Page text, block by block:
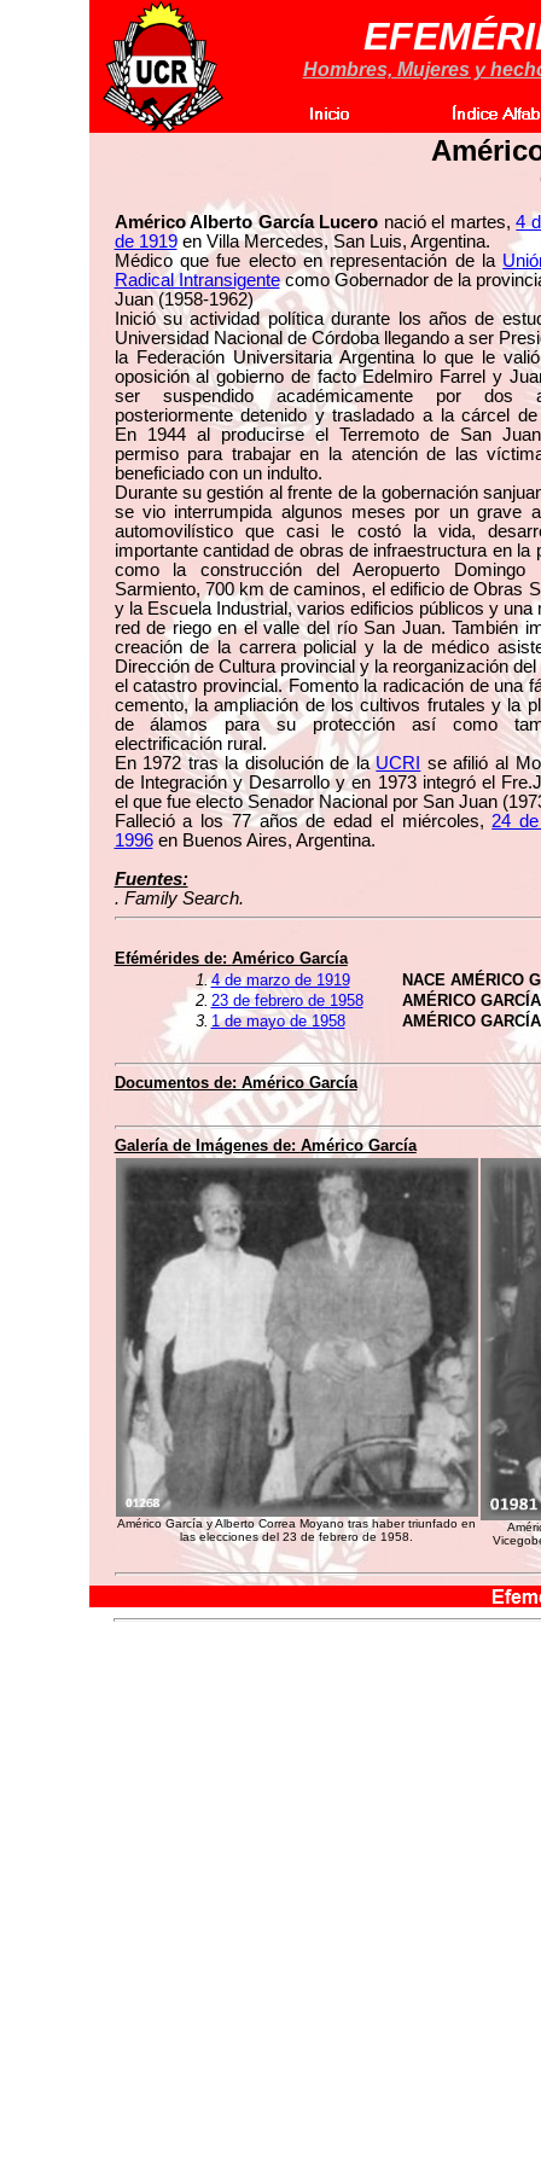
Hombres, Mujeres y
Américo Alberto García Lucero nació el martes,4
de 1919en Villa Mercedes, San Luis, Argentina.
Médico que fue electo en representación de la
Radical Intransigentecomo Gobernador de la
Juan (1958-1962)
Inició su actividad política durante los años de
Universidad Nacional de Córdoba llegando a ser
la Federación Universitaria Argentina lo que le
oposición al gobierno de facto Edelmiro Farrel y
ser suspendido académicamente por dos
posteriormente detenido y trasladado a la cárcel
En 1944 al producirse el Terremoto de San
permiso para trabajar en la atención de las
beneficiado con un indulto.
Durante su gestión al frente de la gobernación
se vio interrumpida algunos meses por un grave
automovilístico que casi le costó la vida,
importante cantidad de obras de infraestructura en la
como la construcción del Aeropuerto Domingo
Sarmiento, 700 km de caminos, el edificio de Obras
y la Escuela Industrial, varios edificios públicos y una
red de riego en el valle del río San Juan. También
creación de la carrera policial y la de médico
Dirección de Cultura provincial y la reorganización
el catastro provincial. Fomento la radicación de una
cemento, la ampliación de los cultivos frutales y la
de álamos para su protección así como
electrificación rural.
En 1972 tras la disolución de laUCRI
se afilió al
de Integración y Desarrollo y en 1973 integró el
el que fue electo Senador Nacional por San Juan
Falleció a los 77 años de edad el miércoles, 24
1996en Buenos Aires, Argentina.
Fuentes:
. Family Search.
Efémérides de: Américo García
1.4 de marzo de 1919
NACE AMÉRICO
2. 23 de febrero de 1958
AMÉRICO
3. 1 de mayo de 1958 AMÉRICO
Documentos de:Américo García
Galería de Imágenes de: Américo García
Américo García y Alberto Correa Moyano tras haber triunfado en
las elecciones del 23 de febrero de 1958.